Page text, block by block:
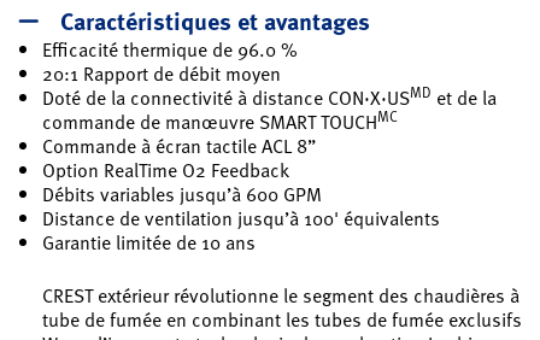
Caractéristiques et avantages
Efficacité thermique de 96.0 %
20:1 Rapport de débit moyen
Doté de la connectivité à distance CON·X·USMD et de la
commande de manœuvre SMART TOUCHMC
Commande à écran tactile ACL 8”
Option RealTime O2 Feedback
Débits variables jusqu’à 600 GPM
Distance de ventilation jusqu’à 100' équivalents
Garantie limitée de 10 ans
CREST extérieur révolutionne le segment des chaudières à
tube de fumée en combinant les tubes de fumée exclusifs